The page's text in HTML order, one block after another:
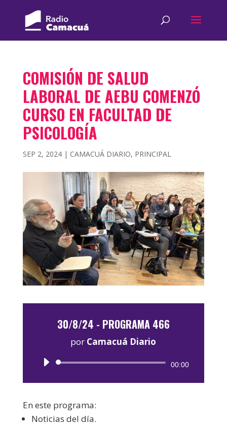
COMISIÓN DE SALUD
LABORAL DE AEBU COMENZÓ
CURSO EN FACULTAD DE
PSICOLOGÍA
SEP 2, 2024| CAMACUÁ DIARIO, PRINCIPAL
30/8/24 - PROGRAMA 466
por Camacuá Diario
Reproductor
00:00
En este programa:
Noticias del día.